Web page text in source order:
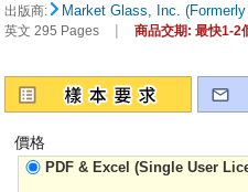
出版商: Market Glass, Inc.
英文 295 Pages | 商品交期: 最快1-2
價格
PDF & Excel (Single User